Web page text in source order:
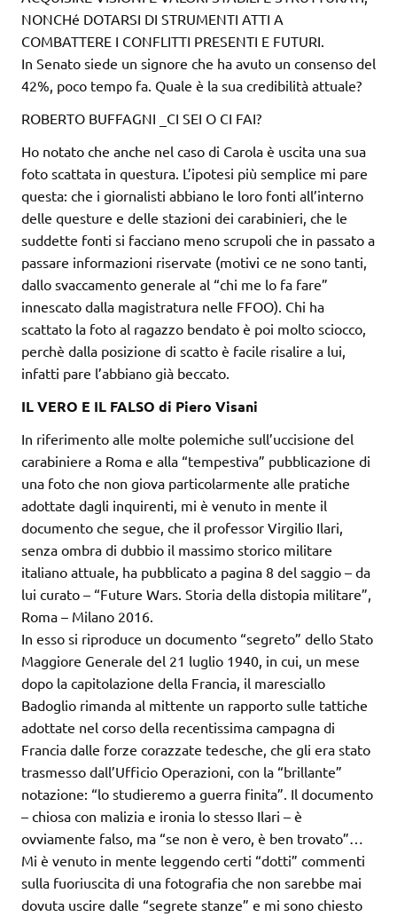
NONCHé DOTARSI DI STRUMENTI ATTI A
COMBATTERE I CONFLITTI PRESENTI E FUTURI.
In Senato siede un signore che ha avuto un consenso del
42%, poco tempo fa. Quale è la sua credibilità attuale?
ROBERTO BUFFAGNI _CI SEI O CI FAI?
Ho notato che anche nel caso di Carola è uscita una sua
foto scattata in questura. L’ipotesi più semplice mi pare
questa: che i giornalisti abbiano le loro fonti all’interno
delle questure e delle stazioni dei carabinieri, che le
suddette fonti si facciano meno scrupoli che in passato a
passare informazioni riservate (motivi ce ne sono tanti,
dallo svaccamento generale al “chi me lo fa fare”
innescato dalla magistratura nelle FFOO). Chi ha
scattato la foto al ragazzo bendato è poi molto sciocco,
perchè dalla posizione di scatto è facile risalire a lui,
infatti pare l’abbiano già beccato.
IL VERO E IL FALSO di Piero Visani
In riferimento alle molte polemiche sull’uccisione del
carabiniere a Roma e alla “tempestiva” pubblicazione di
una foto che non giova particolarmente alle pratiche
adottate dagli inquirenti, mi è venuto in mente il
documento che segue, che il professor Virgilio Ilari,
senza ombra di dubbio il massimo storico militare
italiano attuale, ha pubblicato a pagina 8 del saggio – da
lui curato – “Future Wars. Storia della distopia militare”,
Roma – Milano 2016.
In esso si riproduce un documento “segreto” dello Stato
Maggiore Generale del 21 luglio 1940, in cui, un mese
dopo la capitolazione della Francia, il maresciallo
Badoglio rimanda al mittente un rapporto sulle tattiche
adottate nel corso della recentissima campagna di
Francia dalle forze corazzate tedesche, che gli era stato
trasmesso dall’Ufficio Operazioni, con la “brillante”
notazione: “lo studieremo a guerra finita”. Il documento
– chiosa con malizia e ironia lo stesso Ilari – è
ovviamente falso, ma “se non è vero, è ben trovato”…
Mi è venuto in mente leggendo certi “dotti” commenti
sulla fuoriuscita di una fotografia che non sarebbe mai
dovuta uscire dalle “segrete stanze” e mi sono chiesto